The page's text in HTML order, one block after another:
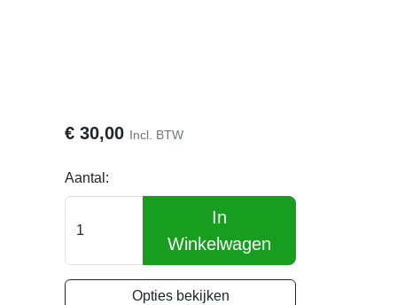
€ 30,00 Incl. BTW
Aantal:
In
Winkelwagen
Opties bekijken